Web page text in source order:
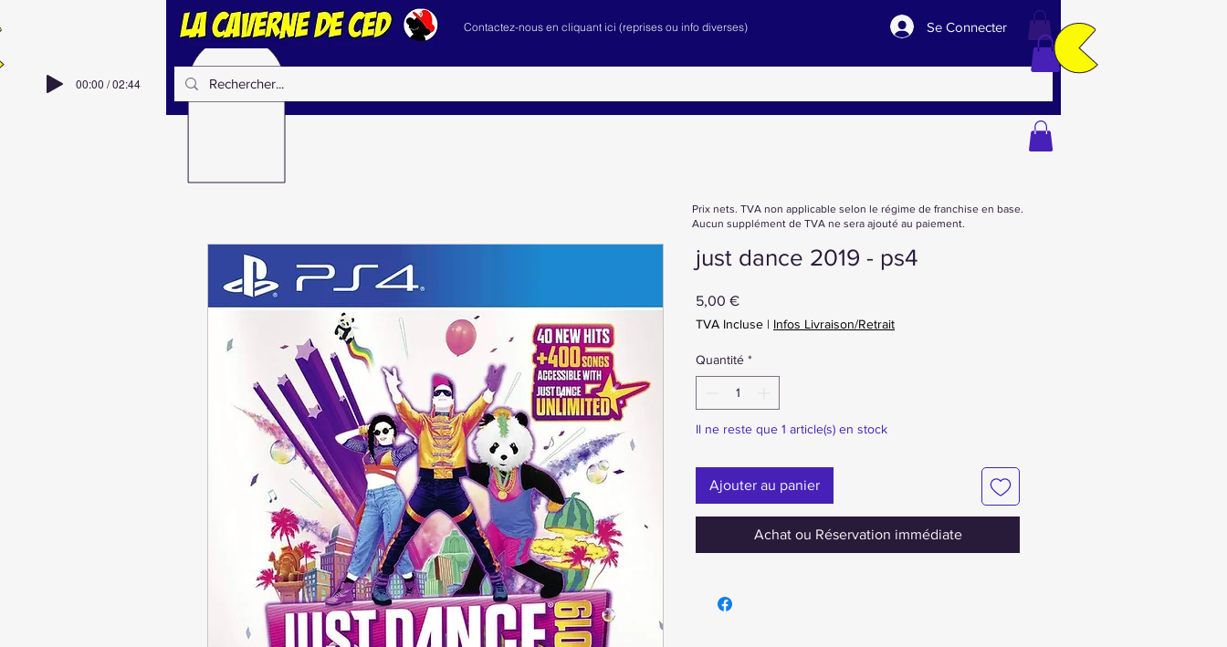
00:00 / 02:44
Contactez-nous en cliquant ici (reprises ou info diverses) Se Connecter
just dance 2019 - ps4
5,00 €Prix
TVA Incluse | Infos Livraison/Retrait
Quantité *
Il ne reste que 1 article(s) en stock
Ajouter au panier
Achat ou Réservation immédiate
Prix nets. TVA non applicable selon le régime de franchise en base.
Aucun supplément de TVA ne sera ajouté au paiement.